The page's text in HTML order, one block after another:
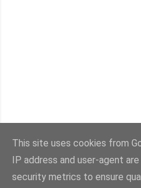
This site uses cookies from
IP address and user-agent
security metrics to ensure